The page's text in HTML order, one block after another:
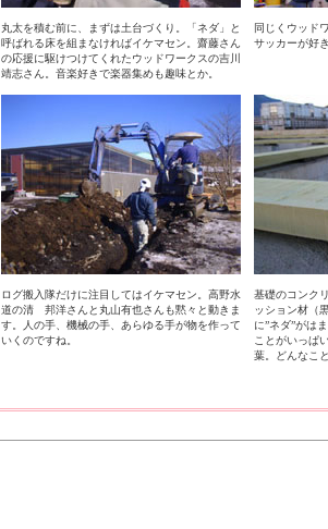
丸太を積む前に、まずは土台づくり。「ネダ」と
呼ばれる床を組まなければイケマセン。齋藤さん
の応援に駆けつけてくれたウッドワークスの吉川
靖志さん。音楽好きで楽器集めも趣味とか。
同じくウッド
サッカーが好
ログ搬入隊だけに注目してはイケマセン。高野水
道の清 邦洋さんと丸山有也さんも黙々と動きま
す。人の手、機械の手、あらゆる手が物を作って
いくのですね。
基礎のコンク
ッション材（
に”ネダ”がは
ことがいっぱ
葉。どんなこ